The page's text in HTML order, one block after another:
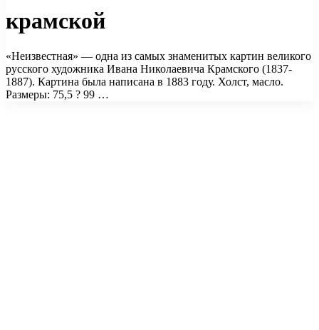
крамской
«Неизвестная» — одна из самых знаменитых картин великого
русского художника Ивана Николаевича Крамского (1837-
1887). Картина была написана в 1883 году. Холст, масло.
Размеры: 75,5 ? 99 …